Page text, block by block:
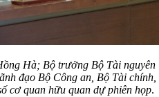
Hà; Bộ trưởng Bộ Tài nguyên
đạo Bộ Công an, Bộ Tài chính,
cơ quan hữu quan dự phiên họp.